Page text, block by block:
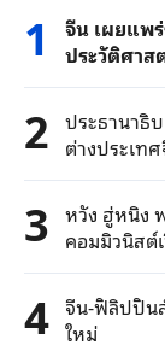
1
จีน เผยแพร่
ประวัติศาส
สิทธิเหนือ
ทะเลจีนใต้’
2 ประธานาธิ
ต่างประเท
3 หวัง ฮู่หนิง
คอมมิวนิสต์
ประธานาธิ
4 จีน-ฟิลิปปิน
ใหม่